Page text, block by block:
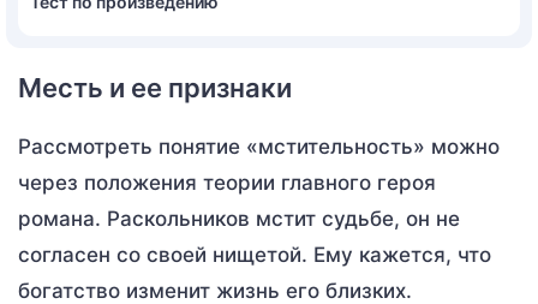
Месть и ее признаки
Рассмотреть понятие «мстительность» можно
через положения теории главного героя
романа. Раскольников мстит судьбе, он не
согласен со своей нищетой. Ему кажется, что
богатство изменит жизнь его близких.